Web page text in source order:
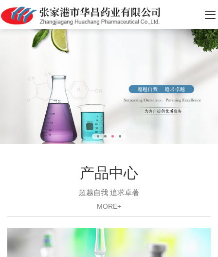
产品中心
超越自我 追求卓著
MORE+